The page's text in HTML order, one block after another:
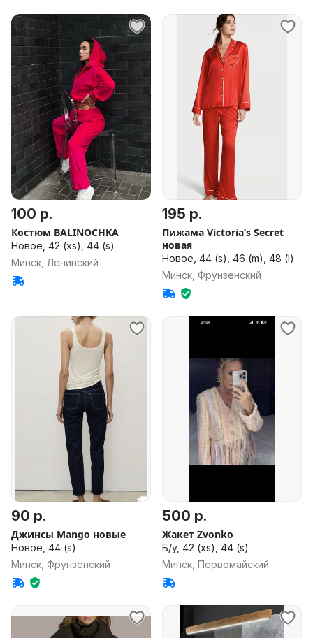
100 р.
Костюм BALINOCHKA
Новое, 42 (xs), 44 (s)
Минск, Ленинский
195 р.
Пижама Victoria’s Secret
новая
Новое, 44 (s), 46 (m), 48 (l)
Минск, Фрунзенский
90 р.
Джинсы Mango новые
Новое, 44 (s)
Минск, Фрунзенский
500 р.
Жакет Zvonko
Б/у, 42 (xs), 44 (s)
Минск, Первомайский